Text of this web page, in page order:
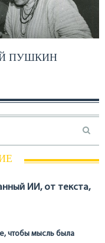
ПУШКИН
ИИ, от текста,
чтобы мысль была